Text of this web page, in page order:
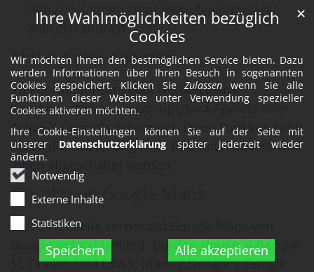
Ihre Wahlmöglichkeiten bezüglich
Cookies
Wir möchten Ihnen den bestmöglichen Service bieten. Dazu
werden Informationen über Ihren Besuch in sogenannten
Cookies gespeichert. Klicken SieZulassen wenn Sie alle
Funktionen dieser Website unter Verwendung spezieller
Cookies aktiveren möchten.
Ihre Cookie-Einstellungen können Sie auf der Seite mit
unserer Datenschutzerklärung später jederzeit wieder
ändern.
Notwendig
Externe Inhalte
Statistiken
Speichern Alle akzeptieren
✕
http://instagram.com/about/legal/privacy/
aufrufen können.
Aktive Komponenten
Im Informationsangebot werden aktive
Komponenten wie Javascript, Java-Applets oder
Active-X-Controls verwendet. Diese Funktion kann
durch die Einstellung Ihres Internetbrowsers von
Ihnen abgeschaltet werden.
Einsatz von Google-Maps
Diese Webseite verwendet Google Maps von
Google Ireland Limited, Gordon House, 4 Barrow
St, Dublin, D04 E5W5, Irland („Google“). Google